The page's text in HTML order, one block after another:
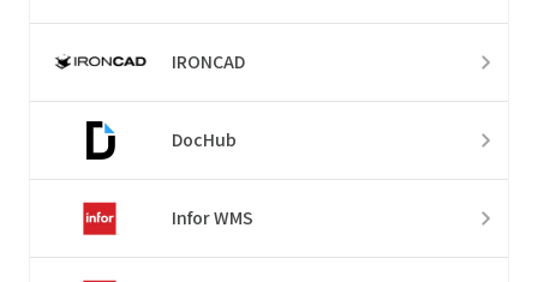
IRONCAD
DocHub
Infor WMS